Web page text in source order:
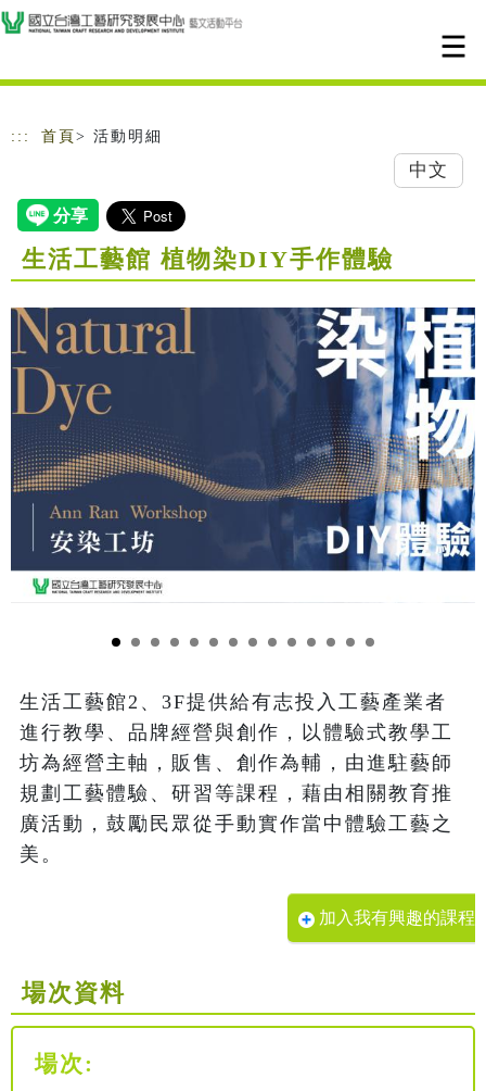
跳到主要內容
網站導覽
::: 首頁 > 活動明細
中文
生活工藝館 植物染DIY手作體驗
生活工藝館2、3F提供給有志投入工藝產業者
進行教學、品牌經營與創作，以體驗式教學工
坊為經營主軸，販售、創作為輔，由進駐藝師
規劃工藝體驗、研習等課程，藉由相關教育推
廣活動，鼓勵民眾從手動實作當中體驗工藝之
美。
加入我有興趣的課程
場次資料
場次: